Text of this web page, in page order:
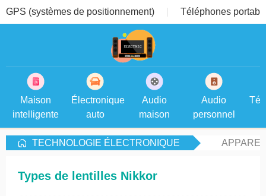
GPS (systèmes de positionnement) Téléphones
Maison
intelligente
Électronique
auto
Audio
maison
Audio
personnel
TECHNOLOGIE ÉLECTRONIQUE
Types de lentilles Nikkor